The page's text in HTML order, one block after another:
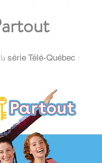
série Télé-Québec :